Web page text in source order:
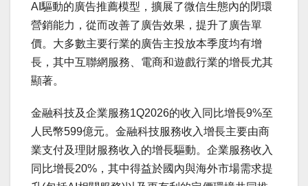
AI驅動的廣告推薦模型，擴展了微信生態內的閉環
營銷能力，從而改善了廣告效果，提升了廣告單
價。大多數主要行業的廣告主投放本季度均有增
長，其中互聯網服務、電商和遊戲行業的增長尤其
顯著。
金融科技及企業服務1Q2026的收入同比增長9%至
人民幣599億元。金融科技服務收入增長主要由商
業支付及理財服務收入的增長驅動。企業服務收入
同比增長20%，其中得益於國內與海外市場需求提